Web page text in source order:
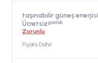
taşınabilir güneş enerjisi
Ücretsizgünlük
Zorunlu
Fiyata Dahil